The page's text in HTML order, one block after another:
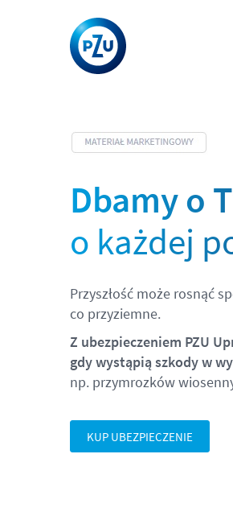
Dbamy o
o każdej
Przyszłość może rosnąć
co przyziemne.
Z ubezpieczeniem PZU
gdy wystąpią szkody w
np. przymrozków
KUP UBEZPIECZENIE